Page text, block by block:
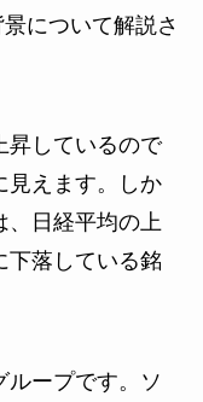
について解説さ
昇しているので
見えます。しか
、日経平均の上
下落している銘
ループです。ソ